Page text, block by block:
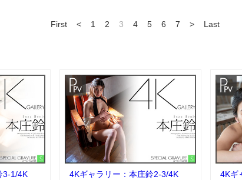
First < 1 2 3 4 5 6 7 > Last
3-1/4K
4Kギャラリー：本庄鈴2-3/4K
4Kギ